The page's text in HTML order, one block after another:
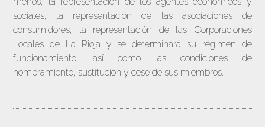
sociales, la representación de las asociaciones de
consumidores, la representación de las Corporaciones
Locales de La Rioja y se determinará su régimen de
funcionamiento, así como las condiciones de
nombramiento, sustitución y cese de sus miembros.